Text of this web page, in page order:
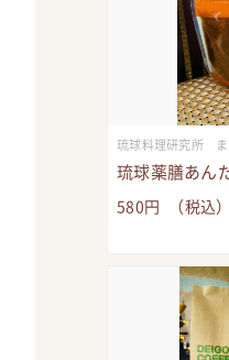
琉球料理研究所 ま
琉球薬膳あ
580円 （税込）